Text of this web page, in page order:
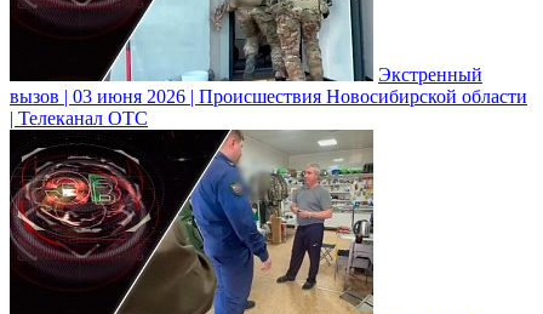
Экстренный
вызов | 03 июня 2026 | Происшествия Новосибирской области
| Телеканал ОТС